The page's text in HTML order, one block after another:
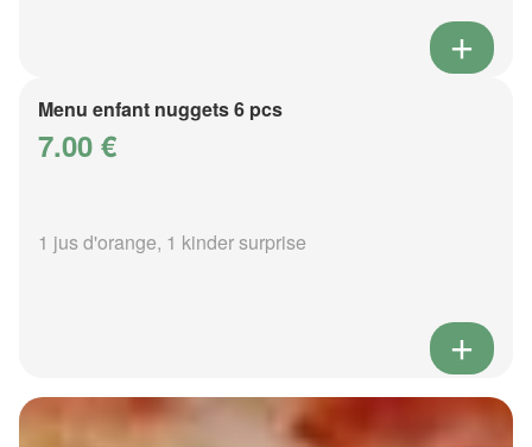
Menu enfant nuggets 6 pcs
7.00 €
1 jus d'orange, 1 kinder surprise